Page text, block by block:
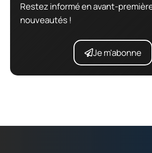
Restez informé en avant-
nouveautés !
Je m'abonne